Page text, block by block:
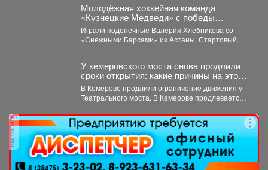
Молодёжная хоккейная команда
«Кузнецкие Медведи» с победы
стартовала на предсезонном турнире в
Омске.
Играли подопечные Валерия Хлебникова со
«Снежными Барсами» из Астаны. Стартовый
У кемеровского моста снова продлили
сроки открытия: какие причины на этот
раз
В Кемерове продлили ограничение движения у
Театрального моста. В Кемерове продлевается
реклама